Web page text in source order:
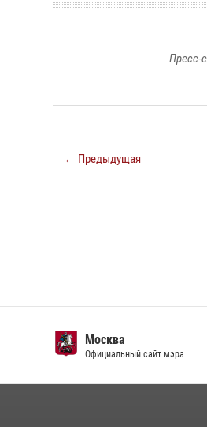
Пресс-
← Предыдущая
Москва
Официальный сайт мэра